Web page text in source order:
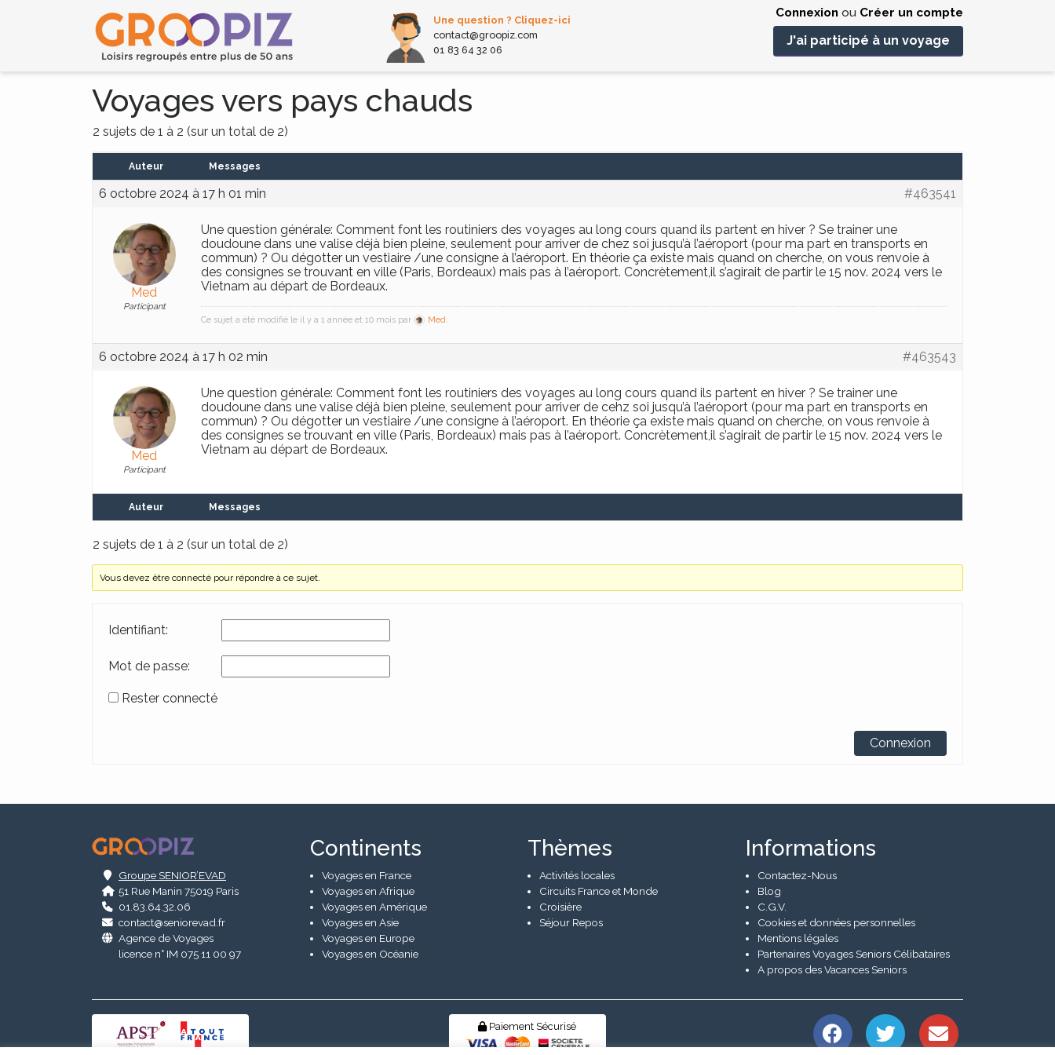
Une question ? Cliquez-ici
contact@groopiz.com
01 83 64 32 06
Connexionou Créer un compte
J'ai participé à un voyage
Voyages vers pays chauds
2 sujets de 1 à 2 (sur un total de 2)
Auteur Messages
6 octobre 2024 à 17 h 01 min #463541
Med
Participant
Une question générale: Comment font les routiniers des voyages au long cours quand ils partent en hiver ? Se trainer une
doudoune dans une valise déjà bien pleine, seulement pour arriver de chez soi jusqu’à l’aéroport (pour ma part en transports en
commun) ? Ou dégotter un vestiaire /une consigne à l’aéroport. En théorie ça existe mais quand on cherche, on vous renvoie à
des consignes se trouvant en ville (Paris, Bordeaux) mais pas à l’aéroport. Concrètement,il s’agirait de partir le 15 nov. 2024 vers le
Vietnam au départ de Bordeaux.
Ce sujet a été modifié le il y a 1 année et 10 mois par Med.
6 octobre 2024 à 17 h 02 min #463543
Med
Participant
Une question générale: Comment font les routiniers des voyages au long cours quand ils partent en hiver ? Se trainer une
doudoune dans une valise déjà bien pleine, seulement pour arriver de cehz soi jusqu’à l’aéroport (pour ma part en transports en
commun) ? Ou dégotter un vestiaire /une consigne à l’aéroport. En théorie ça existe mais quand on cherche, on vous renvoie à
des consignes se trouvant en ville (Paris, Bordeaux) mais pas à l’aéroport. Concrètement,il s’agirait de partir le 15 nov. 2024 vers le
Vietnam au départ de Bordeaux.
Auteur Messages
2 sujets de 1 à 2 (sur un total de 2)
Vous devez être connecté pour répondre à ce sujet.
Identifiant:
Mot de passe:
Rester connecté
Connexion
Groupe SENIOR’EVAD
51 Rue Manin 75019 Paris
01.83.64.32.06
contact@seniorevad.fr
Agence de Voyages
licence n° IM 075 11 00 97
Continents
Voyages en France
Voyages en Afrique
Voyages en Amérique
Voyages en Asie
Voyages en Europe
Voyages en Océanie
Thèmes
Activités locales
Circuits France et Monde
Croisière
Séjour Repos
Informations
Contactez-Nous
Blog
C.G.V.
Cookies et données personnelles
Mentions légales
Partenaires Voyages Seniors Célibataires
A propos des Vacances Seniors
Paiement Sécurisé